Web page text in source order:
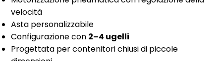
velocità
Asta personalizzabile
Configurazione con 2–4 ugelli
Progettata per contenitori chiusi di piccole